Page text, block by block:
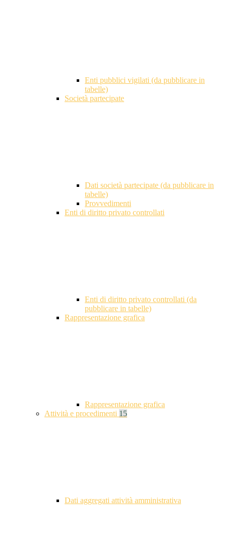
Enti pubblici vigilati (da pubblicare in
tabelle)
Società partecipate
Dati società partecipate (da pubblicare in
tabelle)
Provvedimenti
Enti di diritto privato controllati
Enti di diritto privato controllati (da
pubblicare in tabelle)
Rappresentazione grafica
Rappresentazione grafica
Attività e procedimenti 15
Dati aggregati attività amministrativa